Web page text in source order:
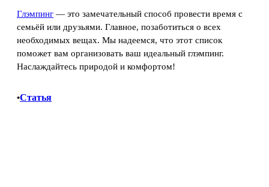
Глэмпинг — это замечательный способ провести время с
семьёй или друзьями. Главное, позаботиться о всех
необходимых вещах. Мы надеемся, что этот список
поможет вам организовать ваш идеальный глэмпинг.
Наслаждайтесь природой и комфортом!
•Статья